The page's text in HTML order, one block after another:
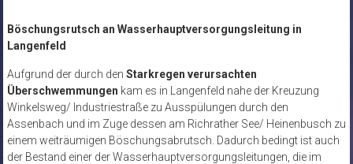
Böschungsrutsch an Wasserhauptversorgungsleitung in
Langenfeld
Aufgrund der durch den Starkregen verursachten
Überschwemmungen kam es in Langenfeld nahe der Kreuzung
Winkelsweg/ Industriestraße zu Ausspülungen durch den
Assenbach und im Zuge dessen am Richrather See/ Heinenbusch zu
einem weiträumigen Böschungsabrutsch. Dadurch bedingt ist auch
der Bestand einer der Wasserhauptversorgungsleitungen, die im